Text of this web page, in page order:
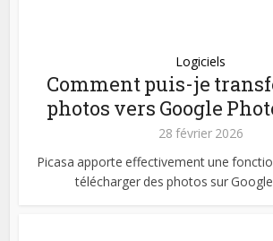
Logiciels
Comment puis-je
photos vers Google
28 février 2026
Picasa apporte effectivement une
télécharger des photos sur